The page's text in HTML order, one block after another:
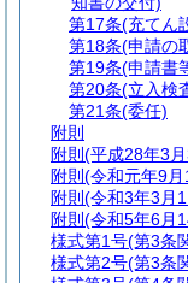
第17条(充てん
第18条(申請の
第19条(申請書
第20条(立入検
第21条(委任)
附則
附則 (平成28年3
附則 (令和元年9
附則 (令和3年3月
附則 (令和5年6月
様式第1号(第3条
様式第2号(第3条